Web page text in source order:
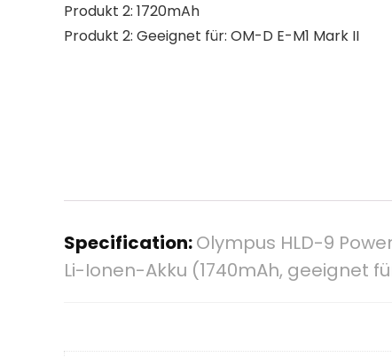
Produkt 2: 1720mAh
Produkt 2: Geeignet für: OM-D E-M1 Mark II
Specification:Olympus HLD-9
Li-Ionen-Akku (1740mAh, geeignet